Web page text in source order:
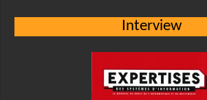
Interview